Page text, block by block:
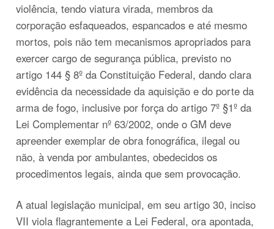
violência, tendo viatura virada, membros da
corporação esfaqueados, espancados e até mesmo
mortos, pois não tem mecanismos apropriados para
exercer cargo de segurança pública, previsto no
artigo 144 § 8º da Constituição Federal, dando clara
evidência da necessidade da aquisição e do porte da
arma de fogo, inclusive por força do artigo 7º §1º da
Lei Complementar nº 63/2002, onde o GM deve
apreender exemplar de obra fonográfica, ilegal ou
não, à venda por ambulantes, obedecidos os
procedimentos legais, ainda que sem provocação.
A atual legislação municipal, em seu artigo 30, inciso
VII viola flagrantemente a Lei Federal, ora apontada,